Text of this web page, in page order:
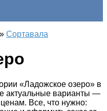
» Сортавала
«Ладожское озеро» в
актуальные варианты —
Все, что нужно: